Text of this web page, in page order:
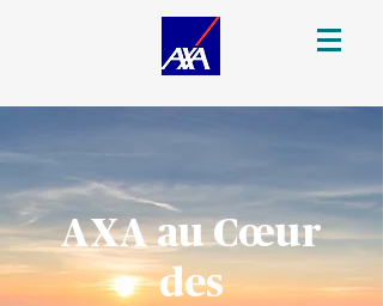
AXA au Cœur
des